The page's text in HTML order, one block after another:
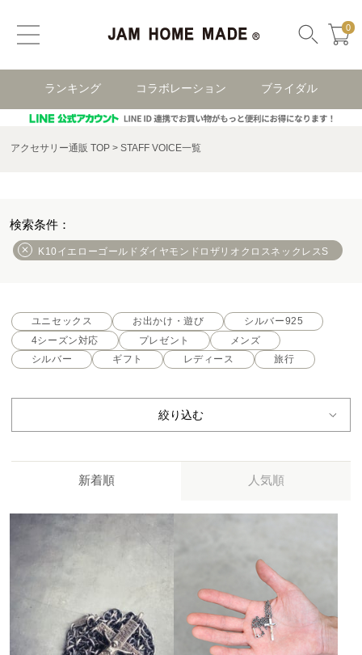
0
ランキング コラボレーション ブライダル
アクセサリー通販 TOP STAFF VOICE一覧
K10イエローゴールドダイヤモンドロザリオクロスネックレスS
ユニセックス お出かけ・遊び
シルバー925
4シーズン対応
プレゼント
メンズ
シルバー
ギフト レディース 旅行
絞り込む
新着順 人気順